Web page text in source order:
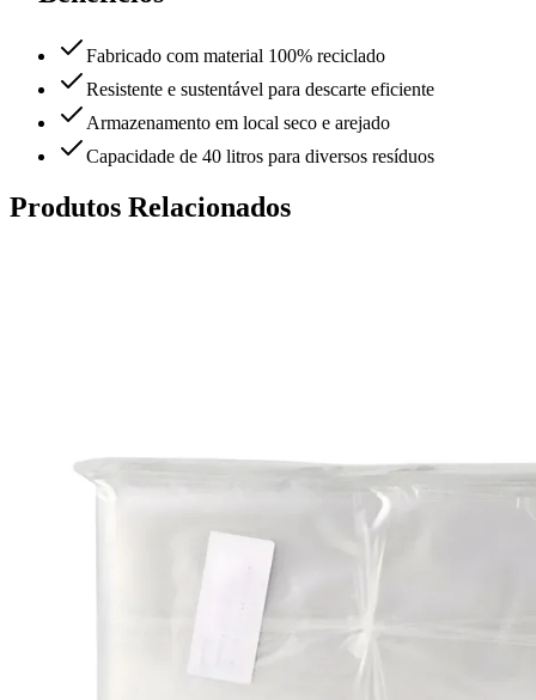
Fabricado com material 100% reciclado
Resistente e sustentável para descarte eficiente
Armazenamento em local seco e arejado
Capacidade de 40 litros para diversos resíduos
Produtos Relacionados